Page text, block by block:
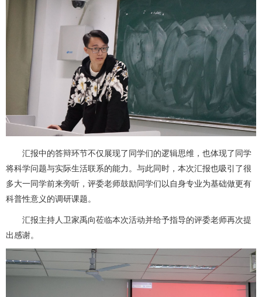
汇报中的答辩环节不仅展现了同学们的逻辑思维，也体现了同学
将科学问题与实际生活联系的能力。与此同时，本次汇报也吸引了很
多大一同学前来旁听，评委老师鼓励同学们以自身专业为基础做更有
科普性意义的调研课题。
汇报主持人卫家禹向莅临本次活动并给予指导的评委老师再次提
出感谢。